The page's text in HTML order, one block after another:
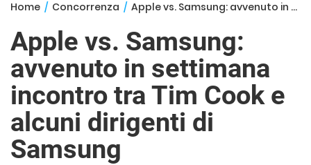
Home / Concorrenza / Apple vs. Samsung: avvenuto in settimana incontro tra Tim Cook e alcuni dirigenti di Samsung
Apple vs. Samsung:
avvenuto in settimana
incontro tra Tim Cook e
alcuni dirigenti di
Samsung